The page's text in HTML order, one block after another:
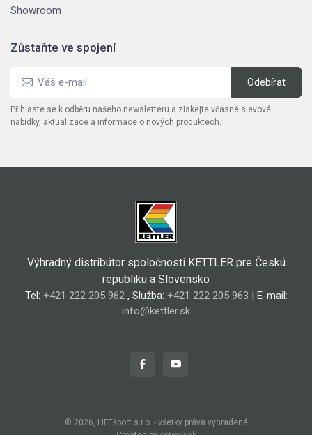
Showroom
Zůstaňte ve spojení
Přihlaste se k odběru našeho newsletteru a získejte včasné slevové
nabídky, aktualizace a informace o nových produktech.
Výhradný distribútor spoločnosti KETTLER pre Českú
republiku a Slovensko
Tel: +421 222 205 962, Služba: +421 222 205 963 | E-mail:
info@kettler.sk
© 2026, LIFEšport s.r.o. - všetky práva vyhradené